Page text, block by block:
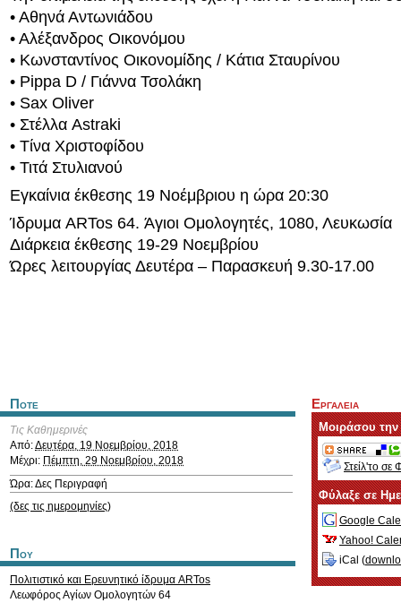
• Αθηνά Αντωνιάδου
• Αλέξανδρος Οικονόμου
• Κωνσταντίνος Οικονομίδης / Κάτια Σταυρίνου
• Pippa D / Γιάννα Τσολάκη
• Sax Oliver
• Στέλλα Astraki
• Τίνα Χριστοφίδου
• Τιτά Στυλιανού
Εγκαίνια έκθεσης 19 Νοέμβριου η ώρα 20:30
Ίδρυμα ARTos 64. Άγιοι Ομολογητές, 1080, Λευκωσία
Διάρκεια έκθεσης 19-29 Νοεμβρίου
Ώρες λειτουργίας Δευτέρα – Παρασκευή 9.30-17.00
Ποτε
Τις Καθημερινές
Από:Δευτέρα, 19 Νοεμβρίου, 2018
Μέχρι: Πέμπτη, 29 Νοεμβρίου, 2018
Ώρα: Δες Περιγραφή
(δες τις ημερομηνίες)
Που
Πολιτιστικό και Ερευνητικό ίδρυμα ARTos
Λεωφόρος Αγίων Ομολογητών 64
Εργαλεια
Μοιράσου
Στείλ'το σε
Φύλαξε σε
Google
Yahoo!
iCal (